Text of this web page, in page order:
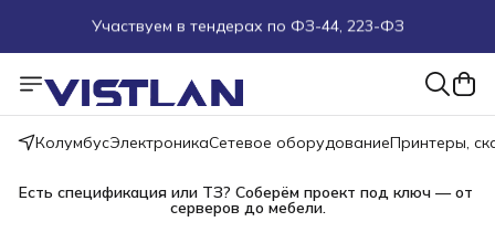
Поможем подобрать оборудование под ТЗ
Пуско-наладочные работы
Пришлите запрос на e-mail или в чат
Более 100 000 позиций в наличии и под заказ
КолумбусЭлектроникаСетевое оборудованиеПринтеры,
Есть спецификация или ТЗ? Соберём проект под ключ — от
серверов до мебели.